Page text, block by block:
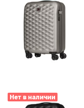
Нет в наличии